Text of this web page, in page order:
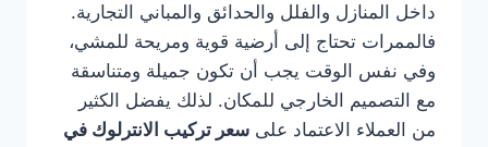
داخل المنازل والفلل والحدائق والمباني التجارية.
فالممرات تحتاج إلى أرضية قوية ومريحة للمشي،
وفي نفس الوقت يجب أن تكون جميلة ومتناسقة
مع التصميم الخارجي للمكان. لذلك يفضل الكثير
من العملاء الاعتماد على سعر تركيب الانترلوك في